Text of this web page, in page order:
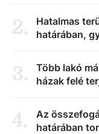
2.
Hatalmas
határában,
3.
Több lakó
házak felé
4.
Az
határában